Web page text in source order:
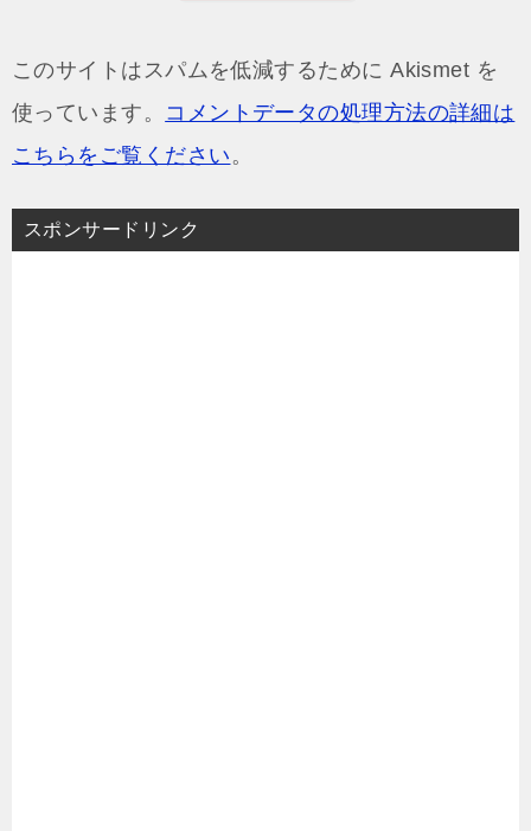
このサイトはスパムを低減するために Akismet を
使っています。 コメントデータの処理方法の詳細は
こちらをご覧ください 。
スポンサードリンク